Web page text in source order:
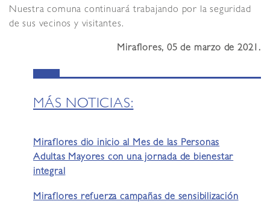
Nuestra comuna continuará trabajando por la seguridad
de sus vecinos y visitantes.
Miraflores, 05 de marzo de 2021.
MÁS NOTICIAS:
Miraflores dio inicio al Mes de las Personas
Adultas Mayores con una jornada de bienestar
integral
Miraflores refuerza campañas de sensibilización